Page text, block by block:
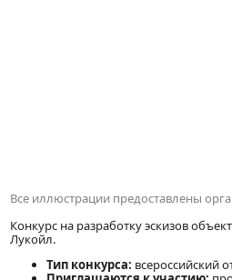
Все иллюстрации предоставлены
Конкурс на разработку эскизов
Лукойл.
Тип конкурса: всероссийский